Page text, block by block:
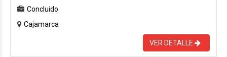
Concluido
Cajamarca
VER DETALLE